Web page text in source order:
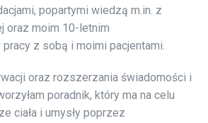
popartymi wiedzą m.in. z
oraz moim 10-letnim
z sobą i moimi pacjentami.
oraz rozszerzania świadomości i
poradnik, który ma na celu
ciała i umysły poprzez